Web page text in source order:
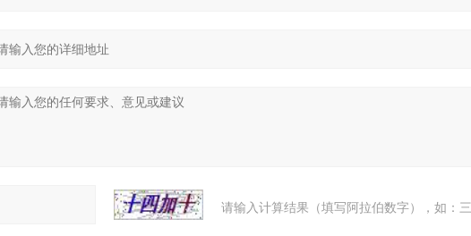
请输入计算结果（填写阿拉伯数字），如：